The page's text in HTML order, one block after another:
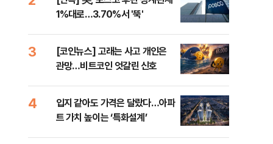
1%대로…3.70%서 '뚝'
3
[코인뉴스] 고래는 사고 개인은
관망…비트코인 엇갈린 신호
4
입지 같아도 가격은 달랐다…아파
트 가치 높이는 ‘특화설계’